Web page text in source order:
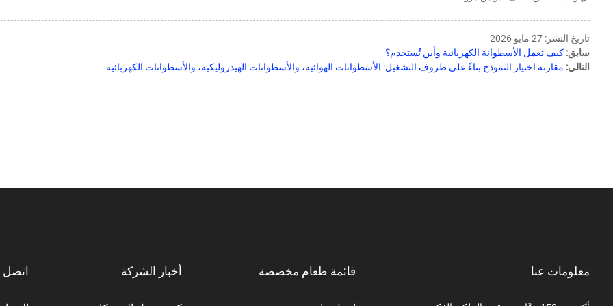
تاريخ النشر: 27 مايو 2026
سابق: كيف تعمل الأسطوانة الكهربائية وأين تُستخدم؟
التالي: مقارنة اختيار النموذج بناءً على ظروف التشغيل: الأسطوانات الهوائية، والأسطوانات الهيدروليكية، والأسطوانات الكهربائية
معلومات عنا قائمة طعام مخصصة أخبار الشركة اتصل